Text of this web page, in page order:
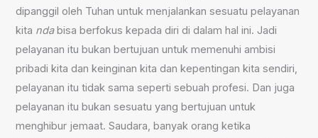
dipanggil oleh Tuhan untuk menjalankan sesuatu pelayanan
kita ndabisa berfokus kepada diri di dalam hal ini. Jadi
pelayanan itu bukan bertujuan untuk memenuhi ambisi
pribadi kita dan keinginan kita dan kepentingan kita sendiri,
pelayanan itu tidak sama seperti sebuah profesi. Dan juga
pelayanan itu bukan sesuatu yang bertujuan untuk
menghibur jemaat. Saudara, banyak orang ketika